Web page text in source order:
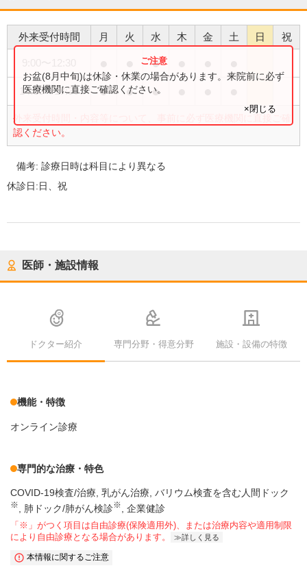
外来受付時間 月 火 水 木 金 土 日 祝
●
14:00〜17:30 ● ● ●
外来受付時間・内容等について、事前に必ず医療機関に直接ご確
認ください。
お盆(8月中旬)は休診・休業の場合があります。来院前に必ず
医療機関に直接ご確認ください。
×閉じる
備考:診療日時は科目により異なる
休診日:日、祝
医師・施設情報
ドクター紹介 専門分野・得意分野 施設・設備の特徴
機能・特徴
オンライン診療
専門的な治療・特色
COVID-19検査/治療 乳がん治療 バリウム検査を含む人間ドック
※ 肺ドック/肺がん検診※ 企業健診
「※」がつく項目は自由診療(保険適用外)、または治療内容や適用制限
により自由診療となる場合があります。
詳しく見る
本情報に関するご注意